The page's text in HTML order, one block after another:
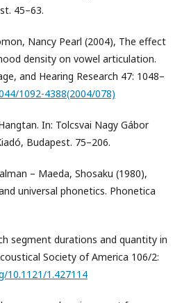
45–63.
Nancy Pearl (2004), The effect
density on vowel articulation.
and Hearing Research 47: 1048–
1092-4388(2004/078)
In: Tolcsvai Nagy Gábor
Budapest. 75–206.
– Maeda, Shosaku (1980),
universal phonetics. Phonetica
segment durations and quantity in
Society of America 106/2:
10.1121/1.427114